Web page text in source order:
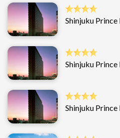
Shinjuku
Shinjuku
Shinjuku